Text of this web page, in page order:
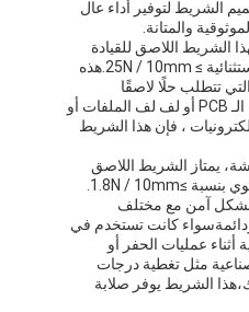
الشريط لتوفير أداء عال
والمتانة.
الشريط اللاصق للقيادة
الحرارية هي قوته الشائكة الاستثنائية ≥ 25N / 10mm.هذه
تتطلب حلًا لاصقًا
ودائمًاسواء كان يستخدم لعزل الـ PCB أو لف لف الملفات أو
، فإن هذا الشريط
يمتاز الشريط اللاصق
آمن مع مختلف
كانت تستخدم في
عمليات الحفر أو
مثل تغطية درجات
الشريط يوفر صلابة